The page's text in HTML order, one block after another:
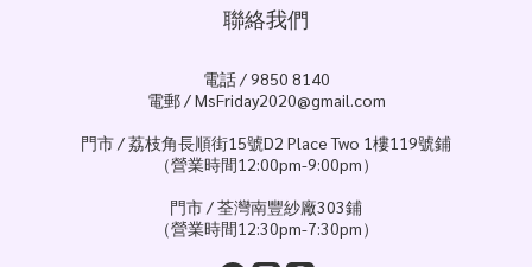
聯絡我們
電話 / 9850 8140
電郵 / MsFriday2020@gmail.com
門市 / 荔枝角長順街15號D2 Place Two 1樓119號鋪
（營業時間12:00pm-9:00pm）
門市 / 荃灣南豐紗廠303鋪
（營業時間12:30pm-7:30pm）